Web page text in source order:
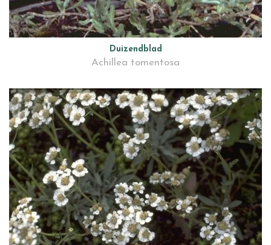
Duizendblad
Achillea tomentosa